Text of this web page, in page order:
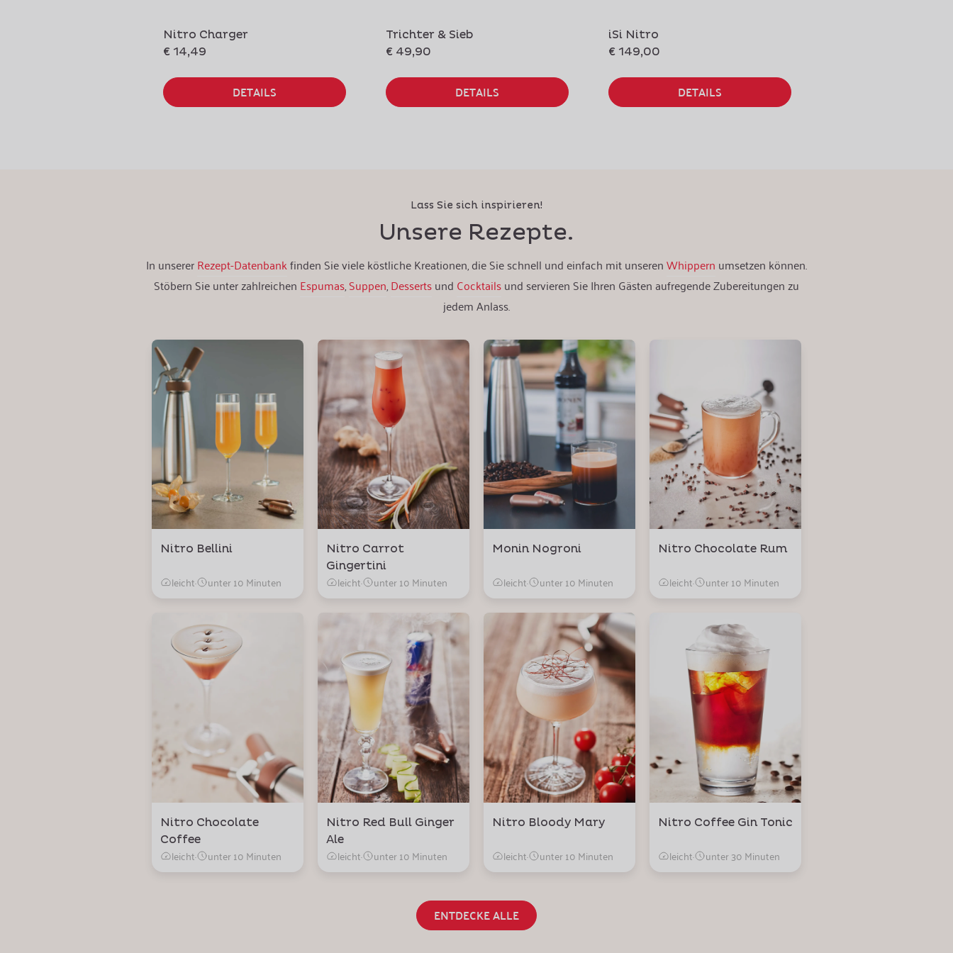
Nitro Charger
€ 14,49
DETAILS
Trichter & Sieb
€ 49,90
DETAILS
iSi Nitro
€ 149,00
DETAILS
Lass Sie sich inspirieren!
Unsere Rezepte.
In unsererRezept-Datenbankfinden Sie viele köstliche Kreationen, die Sie schnell und einfach mit unserenWhippern umsetzen können.
Stöbern Sie unter zahlreichen Espumas,Suppen,Dessertsund Cocktailsund servieren Sie Ihren Gästen aufregende Zubereitungen zu
jedem Anlass.
Nitro Bellini
leicht· unter 10 Minuten
Nitro Carrot
Gingertini
leicht· unter 10 Minuten
Monin Nogroni
leicht· unter 10 Minuten
Nitro Chocolate Rum
leicht· unter 10 Minuten
Nitro Chocolate
Coffee
leicht· unter 10 Minuten
Nitro Red Bull Ginger
Ale
leicht· unter 10 Minuten
Nitro Bloody Mary
leicht· unter 10 Minuten
Nitro Coffee Gin Tonic
leicht· unter 30 Minuten
ENTDECKE ALLE